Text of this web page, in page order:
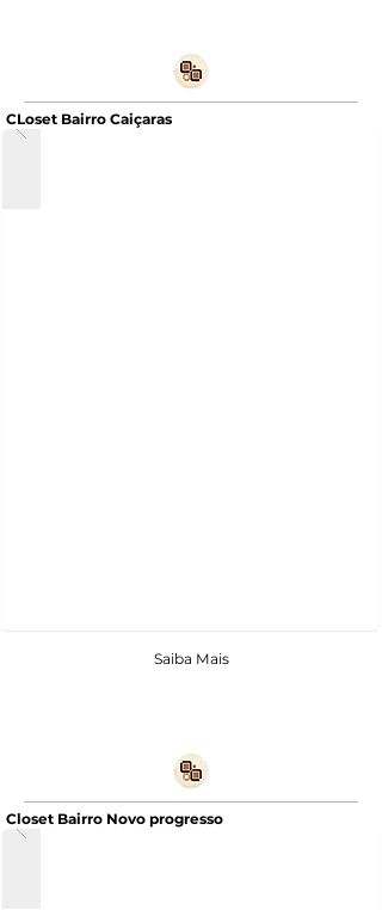
CLoset Bairro Caiçaras
Saiba Mais
Closet Bairro Novo progresso